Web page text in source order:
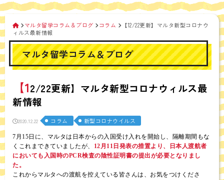
マルタ留学コラム＆ブログ コラム
【12/22更新】マルタ新型コロナウ
ィルス最新情報
マルタ留学コラム＆ブログ
【12/22更新】マルタ新型コロナウィルス最
新情報
2020.12.22 コラム 新型コロナウイルス
7月15日に、マルタは日本からの入国受け入れを開始し、隔離期間もな
くこれまできていましたが、
12月11日発表の措置より、日本人渡航者
においても入国時のPCR検査の陰性証明書の提出が必要となりまし
た。
これからマルタへの渡航を控えている皆さんは、お気をつけくださ